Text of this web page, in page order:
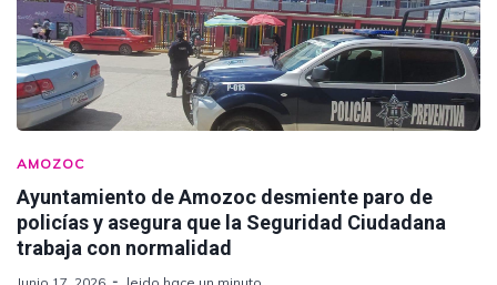
AMOZOC
Ayuntamiento de Amozoc desmiente paro de
policías y asegura que la Seguridad Ciudadana
trabaja con normalidad